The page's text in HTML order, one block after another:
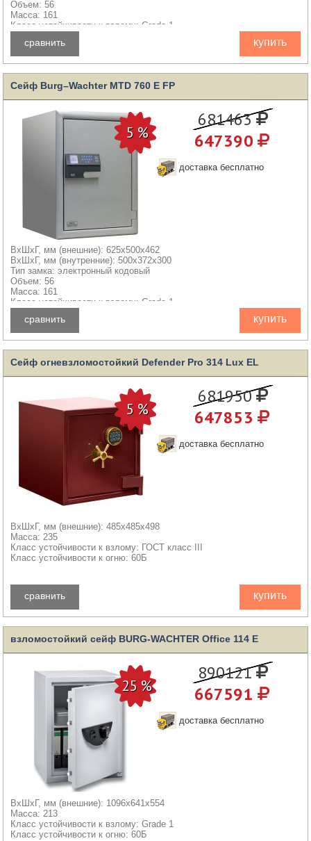
Объем: 56
Масса: 161
Класс устойчивости к взлому: Grade 1
купить
сравнить
Сейф Burg–Wachter MTD 760 E FP
681463
647390
доставка бесплатно
ВхШхГ, мм (внешние): 625x500x462
ВхШхГ, мм (внутренние): 500x372x300
Тип замка: электронный кодовый
Объем: 56
Масса: 161
Класс устойчивости к взлому: Grade 1
купить
сравнить
Сейф огневзломостойкий Defender Pro 314 Lux EL
681950
647853
доставка бесплатно
ВхШхГ, мм (внешние): 485x485x498
Масса: 235
Класс устойчивости к взлому: ГОСТ класс III
Класс устойчивости к огню: 60Б
купить
сравнить
взломостойкий сейф BURG-WACHTER Office 114 E
890121
667591
доставка бесплатно
ВхШхГ, мм (внешние): 1096x641x554
Масса: 213
Класс устойчивости к взлому: Grade 1
Класс устойчивости к огню: 60Б